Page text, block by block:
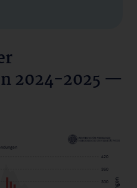
2024-2025 —